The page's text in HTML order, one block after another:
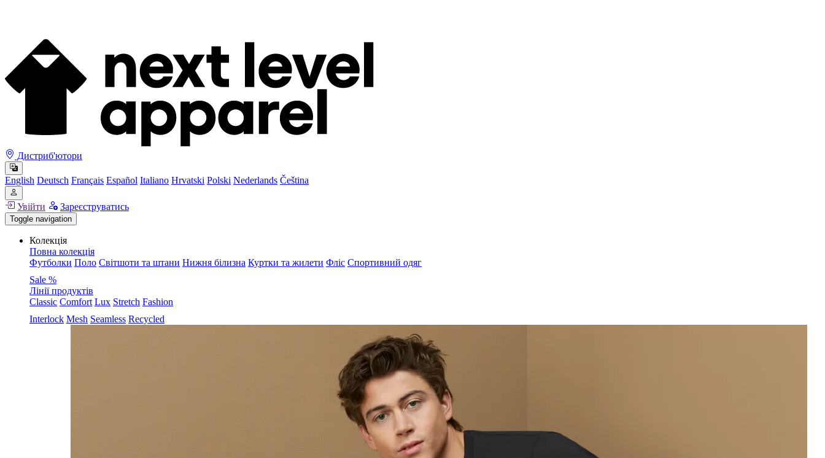
Дистриб'ютори
English Deutsch Français Español Italiano Hrvatski Polski Nederlands Čeština
Увійти Зареєструватись
Toggle navigation
Колекція
Повна колекція
Футболки Поло Світшоти та штани Нижня білизна Куртки та жилети Фліс Спортивний одяг
Sale %
Лінії продуктів
Classic Comfort Lux Stretch Fashion
Interlock Mesh Seamless Recycled